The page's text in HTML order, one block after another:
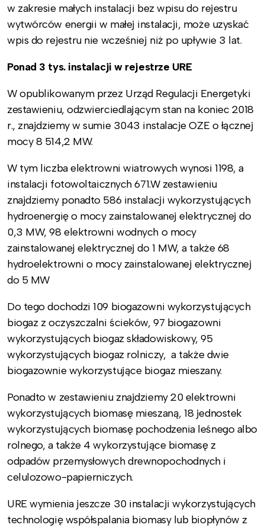
w zakresie małych instalacji bez wpisu do rejestru
wytwórców energii w małej instalacji, może uzyskać
wpis do rejestru nie wcześniej niż po upływie 3 lat.
Ponad 3 tys. instalacji w rejestrze URE
W opublikowanym przez Urząd Regulacji Energetyki
zestawieniu, odzwierciedlającym stan na koniec 2018
r., znajdziemy w sumie 3043 instalacje OZE o łącznej
mocy 8 514,2 MW.
W tym liczba elektrowni wiatrowych wynosi 1198, a
instalacji fotowoltaicznych 671.W zestawieniu
znajdziemy ponadto 586 instalacji wykorzystujących
hydroenergię o mocy zainstalowanej elektrycznej do
0,3 MW, 98 elektrowni wodnych o mocy
zainstalowanej elektrycznej do 1 MW, a także 68
hydroelektrowni o mocy zainstalowanej elektrycznej
do 5 MW
Do tego dochodzi 109 biogazowni wykorzystujących
biogaz z oczyszczalni ścieków, 97 biogazowni
wykorzystujących biogaz składowiskowy, 95
wykorzystujących biogaz rolniczy, a także dwie
biogazownie wykorzystujące biogaz mieszany.
Ponadto w zestawieniu znajdziemy 20 elektrowni
wykorzystujących biomasę mieszaną, 18 jednostek
wykorzystujących biomasę pochodzenia leśnego albo
rolnego, a także 4 wykorzystujące biomasę z
odpadów przemysłowych drewnopochodnych i
celulozowo-papierniczych.
URE wymienia jeszcze 30 instalacji wykorzystujących
technologię współspalania biomasy lub biopłynów z